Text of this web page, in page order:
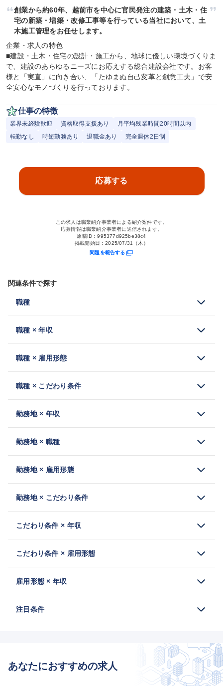
創業から約60年、越前市を中心に官民発注の建築・土木・住
宅の新築・増築・改修工事等を行っている当社において、土
木施工管理をお任せします。
企業・求人の特色
■建設・土木・住宅の設計・施工から、地球に優しい環境づくりま
で、建設のあらゆるニーズにお応えする総合建設会社です。お客
様と「実直」に向き合い、「たゆまぬ自己変革と創意工夫」で安
全安心なモノづくりを行っております。
仕事の特徴
業界未経験歓迎 資格取得支援あり
月平均残業時間20時間以内
転勤なし
時短勤務あり 退職金あり 完全週休2日制
応募する
この求人は職業紹介事業者による紹介案件です。
応募情報は職業紹介事業者に送信されます。
原稿ID：995377d925be38c4
掲載開始日：2025/07/31（木）
問題を報告する
関連条件で探す
職種
職種 × 年収
職種 × 雇用形態
職種 × こだわり条件
勤務地 × 年収
勤務地 × 職種
勤務地 × 雇用形態
勤務地 × こだわり条件
こだわり条件 × 年収
こだわり条件 × 雇用形態
雇用形態 × 年収
注目条件
あなたにおすすめの求人